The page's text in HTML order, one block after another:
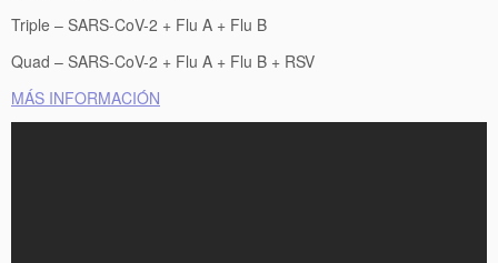
Triple – SARS-CoV-2 + Flu A + Flu B
Quad – SARS-CoV-2 + Flu A + Flu B + RSV
MÁS INFORMACIÓN